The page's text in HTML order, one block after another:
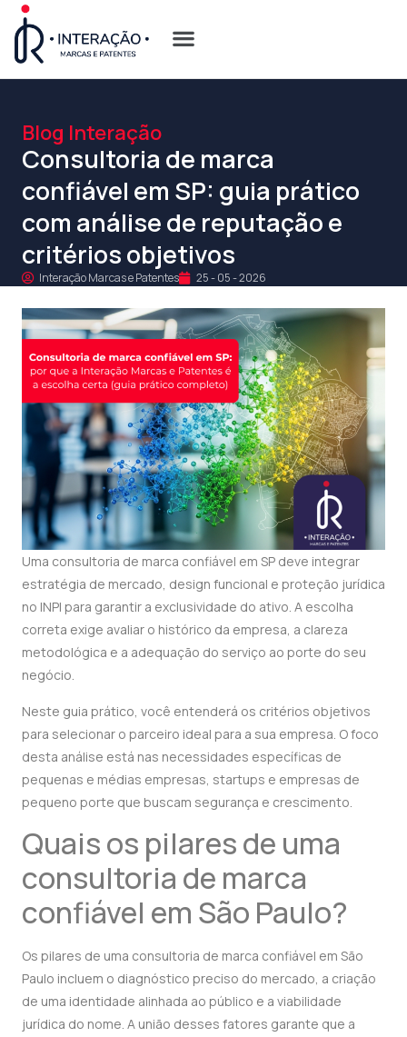
Blog Interação
Consultoria de marca
confiável em SP: guia prático
com análise de reputação e
critérios objetivos
Interação Marcas e Patentes 25 - 05 - 2026
Uma consultoria de marca confiável em SP deve integrar
estratégia de mercado, design funcional e proteção jurídica
no INPI para garantir a exclusividade do ativo. A escolha
correta exige avaliar o histórico da empresa, a clareza
metodológica e a adequação do serviço ao porte do seu
negócio.
Neste guia prático, você entenderá os critérios objetivos
para selecionar o parceiro ideal para a sua empresa. O foco
desta análise está nas necessidades específicas de
pequenas e médias empresas, startups e empresas de
pequeno porte que buscam segurança e crescimento.
Quais os pilares de uma
consultoria de marca
confiável em São Paulo?
Os pilares de uma consultoria de marca confiável em São
Paulo incluem o diagnóstico preciso do mercado, a criação
de uma identidade alinhada ao público e a viabilidade
jurídica do nome. A união desses fatores garante que a